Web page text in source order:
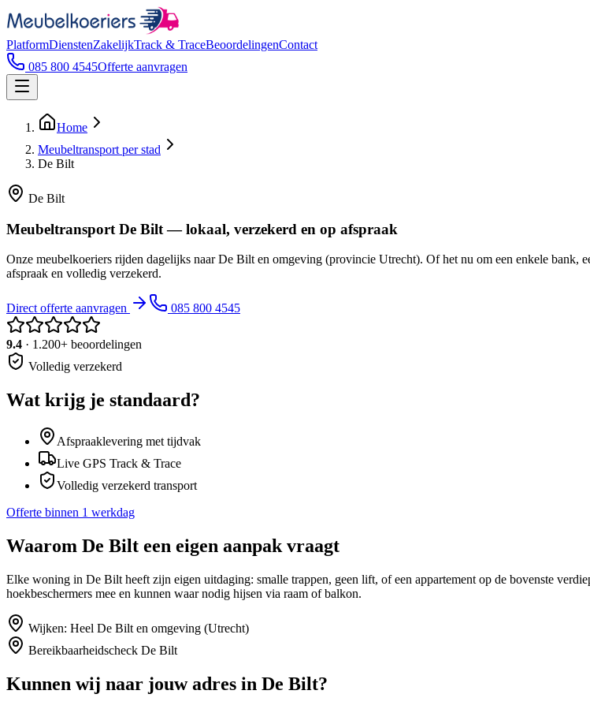
PlatformDienstenZakelijkTrack & TraceBeoordelingenContact
085 800 4545Offerte aanvragen
Home
Meubeltransport per stad
De Bilt
De Bilt
Meubeltransport De Bilt — lokaal, verzekerd en op afspraak
Onze meubelkoeriers rijden dagelijks naar De Bilt en omgeving (provincie Utrecht). Of het nu om een enkele
afspraak en volledig verzekerd.
Direct offerte aanvragen 085 800 4545
9.4 · 1.200+ beoordelingen
Volledig verzekerd
Wat krijg je standaard?
Afspraaklevering met tijdvak
Live GPS Track & Trace
Volledig verzekerd transport
Offerte binnen 1 werkdag
Waarom De Bilt een eigen aanpak vraagt
Elke woning in De Bilt heeft zijn eigen uitdaging: smalle trappen, geen lift, of een appartement op de bovenste
hoekbeschermers mee en kunnen waar nodig hijsen via raam of balkon.
Wijken: Heel De Bilt en omgeving (Utrecht)
Bereikbaarheidscheck De Bilt
Kunnen wij naar jouw adres in De Bilt?